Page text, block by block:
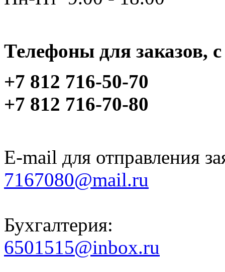
Телефоны для заказов,
+7 812 716-50-70
+7 812 716-70-80
E-mail для отправления
7167080@mail.ru
Бухгалтерия:
6501515@inbox.ru